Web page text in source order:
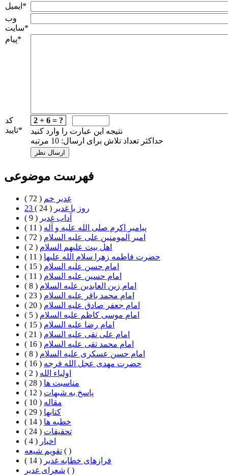
ایمیل *
وب
سایت*
پیام*
کد
تایید*
2 + 6 = ?
نتیجه این عبارت را وارد کنید
حداکثر تعداد تلاش برای ارسال: 10 مرتبه
فهرست موضوعی
غدیر خم ( 72 )
23 روز با غدير ( 24 )
آداب غدیر ( 9 )
پیامبر اکرم صلی الله علیه و آله ( 11 )
امیر المومنین علی علیه السلام ( 72 )
اهل بيت علیهم السلام ( 2 )
حضرت فاطمه زهرا سلام الله علیها ( 11 )
امام حسن علیه السلام ( 15 )
امام حسین علیه السلام ( 11 )
امام زین العابدین علیه السلام ( 8 )
امام محمد باقر علیه السلام ( 23 )
امام جعفر صادق علیه السلام ( 20 )
امام موسی کاظم علیه السلام ( 5 )
امام رضا علیه السلام ( 15 )
امام علی نقی علیه السلام ( 21 )
امام محمد تقی علیه السلام ( 16 )
امام حسن عسکری علیه السلام ( 8 )
حضرت مهدی عجل الله فرجه ( 16 )
اولیاء الله ( 2 )
مناسبت ها ( 28 )
پاسخ به شبهات ( 12 )
مقاله ( 10 )
كتابها ( 29 )
خطبه ها ( 14 )
تحقيقات ( 24 )
اخبار ( 4 )
تقویم شیعه ( )
فرازهای خطابه غدیر ( 14 )
شعرای غدیر ( )